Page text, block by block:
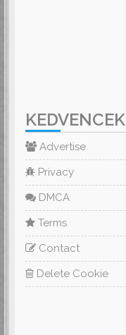
KEDVENCEK
Advertise
Privacy
DMCA
Terms
Contact
Delete Cookie